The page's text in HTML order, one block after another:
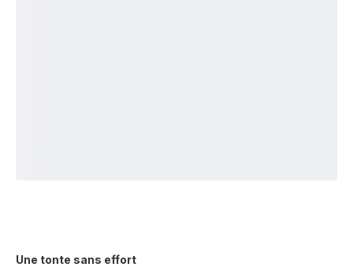
Une tonte sans effort